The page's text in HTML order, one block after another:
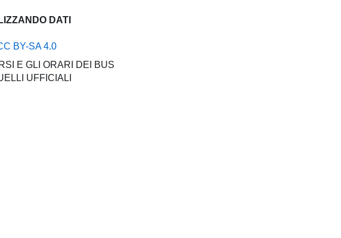
DATI
BY-SA 4.0
E GLI ORARI DEI BUS
UFFICIALI